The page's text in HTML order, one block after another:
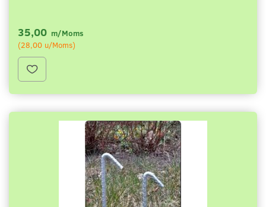
35,00 m/Moms
(28,00 u/Moms)